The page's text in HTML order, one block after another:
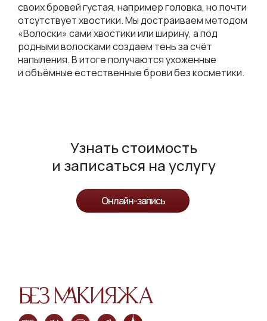
своих бровей густая, например головка, но почти
отсутствует хвостики. Мы достраиваем методом
«Волоски» сами хвостики или ширину, а под
родными волосками создаем тень за счёт
напыления. В итоге получаются ухоженные
и объёмные естественные брови без косметики.
Онлайн-запись
Онлайн-запись
Узнать стоимость
и записаться на услугу